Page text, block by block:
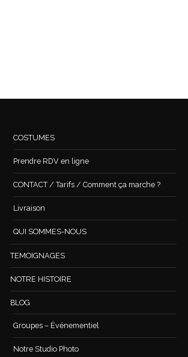
COSTUMES
Prendre RDV en ligne
CONTACT / Tarifs / Comment ça marche ?
Livraison
QUI SOMMES-NOUS
TEMOIGNAGES
NOTRE HISTOIRE
BLOG
Groupes – Événementiel
Notre Studio Photo